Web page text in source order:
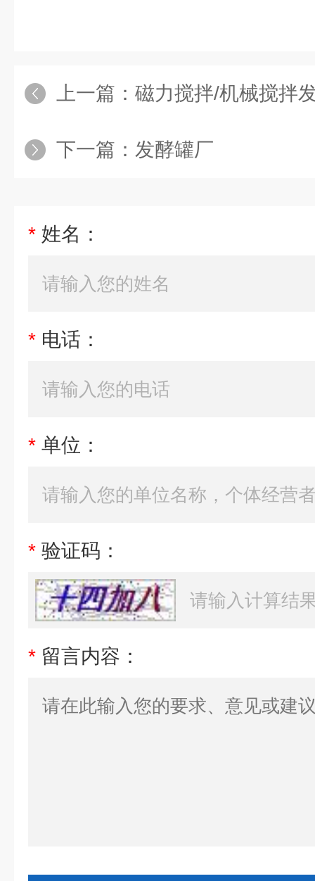
上一篇： 磁力搅拌/机械搅拌
下一篇： 发酵罐厂
* 姓名：
* 电话：
* 单位：
* 验证码：
* 留言内容：